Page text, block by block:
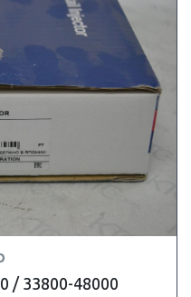
/ 33800-48000